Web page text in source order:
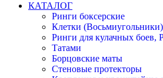
КАТАЛОГ
Ринги боксерские
Клетки (Восьмиугольники)
Ринги для кулачных
Татами
Борцовские маты
Стеновые протекторы